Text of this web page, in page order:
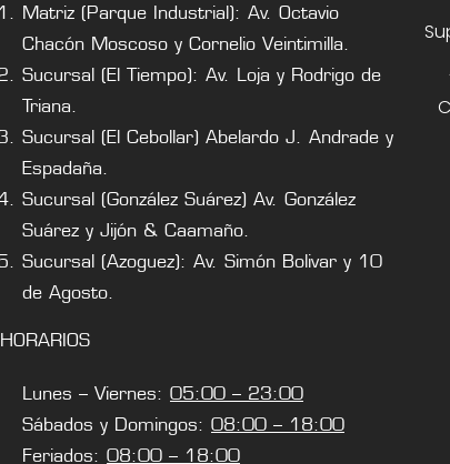
Matriz (Parque Industrial): Av. Octavio
Chacón Moscoso y Cornelio Veintimilla.
Sucursal (El Tiempo): Av. Loja y Rodrigo de
Triana.
Sucursal (El Cebollar) Abelardo J. Andrade y
Espadaña.
Sucursal (González Suárez) Av. González
Suárez y Jijón & Caamaño.
Sucursal (Azoguez): Av. Simón Bolivar y 10
de Agosto.
HORARIOS
Lunes – Viernes: 05:00 – 23:00
Sábados y Domingos: 08:00 – 18:00
Feriados: 08:00 – 18:00